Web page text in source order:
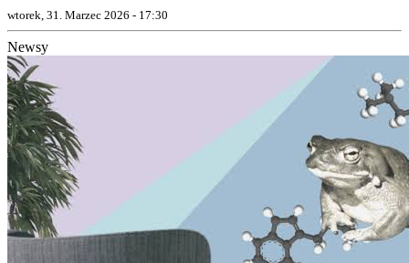
wtorek, 31. Marzec 2026 - 17:30
Newsy